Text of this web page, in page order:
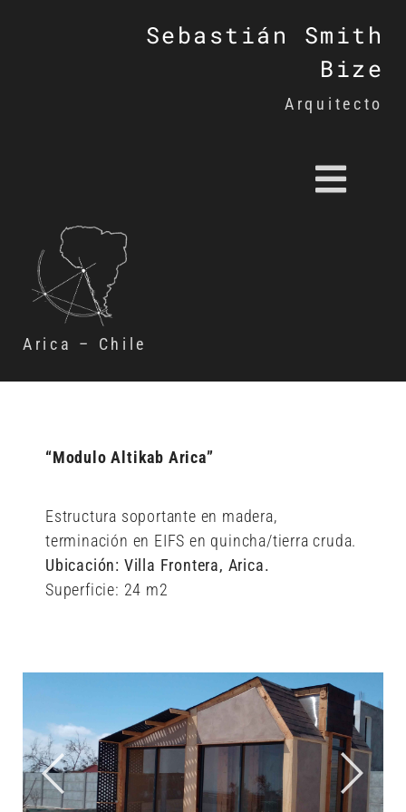
Sebastián Smith
Bize
Arquitecto
Arica – Chile
“Modulo Altikab Arica”
Estructura soportante en madera,
terminación en EIFS en quincha/tierra cruda.
Ubicación: Villa Frontera, Arica.
Superficie: 24 m2